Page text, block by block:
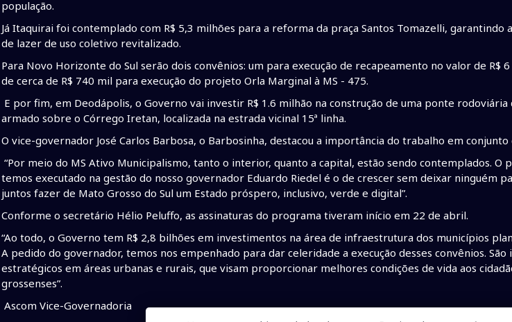
população.
Já Itaquirai foi contemplado com R$ 5,3 milhões para a reforma da praça Santos Tomazelli, garantindo
de lazer de uso coletivo revitalizado.
Para Novo Horizonte do Sul serão dois convênios: um para execução de recapeamento no valor de R$
de cerca de R$ 740 mil para execução do projeto Orla Marginal à MS - 475.
E por fim, em Deodápolis, o Governo vai investir R$ 1.6 milhão na construção de uma ponte rodoviária
armado sobre o Córrego Iretan, localizada na estrada vicinal 15ª linha.
O vice-governador José Carlos Barbosa, o Barbosinha, destacou a importância do trabalho em conjunto
“Por meio do MS Ativo Municipalismo, tanto o interior, quanto a capital, estão sendo contemplados. O
temos executado na gestão do nosso governador Eduardo Riedel é o de crescer sem deixar ninguém
juntos fazer de Mato Grosso do Sul um Estado próspero, inclusivo, verde e digital”.
Conforme o secretário Hélio Peluffo, as assinaturas do programa tiveram início em 22 de abril.
“Ao todo, o Governo tem R$ 2,8 bilhões em investimentos na área de infraestrutura dos municípios
A pedido do governador, temos nos empenhado para dar celeridade a execução desses convênios.
estratégicos em áreas urbanas e rurais, que visam proporcionar melhores condições de vida aos
grossenses”.
Ascom Vice-Governadoria